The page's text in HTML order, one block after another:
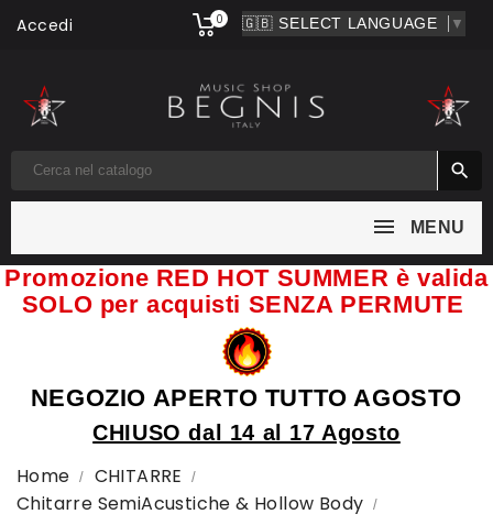
▼
Accedi 0

MENU
Promozione RED HOT SUMMER è valida
SOLO per acquisti SENZA PERMUTE
NEGOZIO APERTO TUTTO AGOSTO
CHIUSO dal 14 al 17 Agosto
Home
CHITARRE
Chitarre SemiAcustiche & Hollow Body